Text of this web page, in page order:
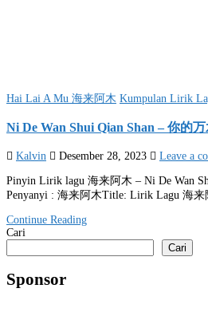
Posted
Hai Lai A Mu 海来阿木 Kumpulan Lirik
Ni De Wan Shui Qian Shan – 你的
Kalvin Desember 28, 2023 Leave a
Pinyin Lirik lagu 海来阿木 – Ni De Wan
Penyanyi : 海来阿木Title: Lirik Lagu 海来
Continue Reading
Cari
Cari
Sponsor